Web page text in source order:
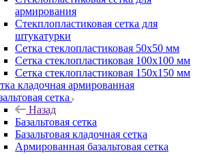
армирования
Стекплопластиковая сетка для
штукатурки
Сетка стеклопластиковая 50x50 мм
Сетка стеклопластиковая 100x100 мм
Сетка стеклопластиковая 150x150 мм
кладочная армированная
сетка
Назад
Базальтовая сетка
Базальтовая кладочная сетка
Армированная базальтовая сетка